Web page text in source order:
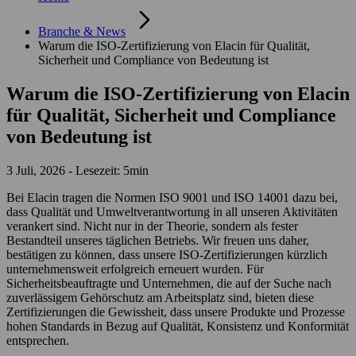
Branche & News
Warum die ISO-Zertifizierung von Elacin für Qualität,
Sicherheit und Compliance von Bedeutung ist
Warum die ISO-Zertifizierung von Elacin
für Qualität, Sicherheit und Compliance
von Bedeutung ist
3 Juli, 2026 - Lesezeit: 5min
Bei Elacin tragen die Normen ISO 9001 und ISO 14001 dazu bei,
dass Qualität und Umweltverantwortung in all unseren Aktivitäten
verankert sind. Nicht nur in der Theorie, sondern als fester
Bestandteil unseres täglichen Betriebs. Wir freuen uns daher,
bestätigen zu können, dass unsere ISO-Zertifizierungen kürzlich
unternehmensweit erfolgreich erneuert wurden. Für
Sicherheitsbeauftragte und Unternehmen, die auf der Suche nach
zuverlässigem Gehörschutz am Arbeitsplatz sind, bieten diese
Zertifizierungen die Gewissheit, dass unsere Produkte und Prozesse
hohen Standards in Bezug auf Qualität, Konsistenz und Konformität
entsprechen.